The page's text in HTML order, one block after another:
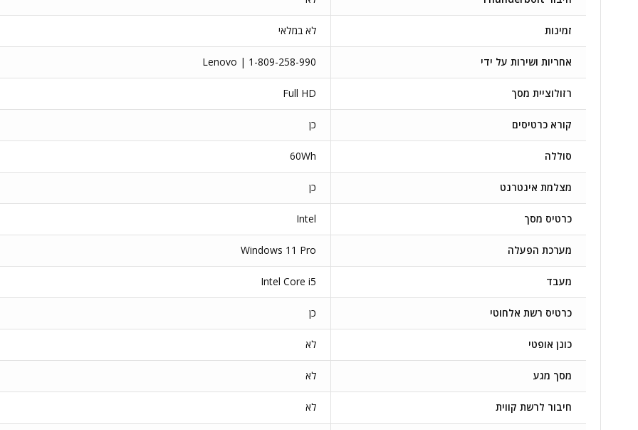
זמינות לא במלאי
אחריות ושירות על ידי Lenovo | 1-809-258-990
רזולוציית מסך Full HD
קורא כרטיסים כן
סוללה 60Wh
מצלמת אינטרנט כן
כרטיס מסך Intel
מערכת הפעלה Windows 11 Pro
מעבד Intel Core i5
כרטיס רשת אלחוטי כן
כונן אופטי לא
מסך מגע לא
חיבור לרשת קווית לא